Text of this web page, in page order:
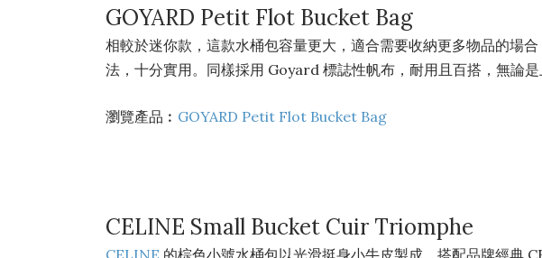
GOYARD Petit Flot Bucket Bag
相較於迷你款，這款水桶包容量更大，適合需要收納更多物品的場
法，十分實用。同樣採用 Goyard 標誌性帆布，耐用且百搭，無論是
瀏覽產品︰ GOYARD Petit Flot Bucket Bag
CELINE Small Bucket Cuir Triomphe
CELINE 的棕色小號水桶包以光滑挺身小牛皮製成，搭配品牌經典